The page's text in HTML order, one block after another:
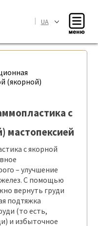
| UA
(якорной)
с
мастопексией
с якорной
– улучшение
С помощью
вернуть груди
подтяжка
(то есть,
и избыточное